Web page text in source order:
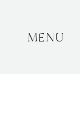
MENU